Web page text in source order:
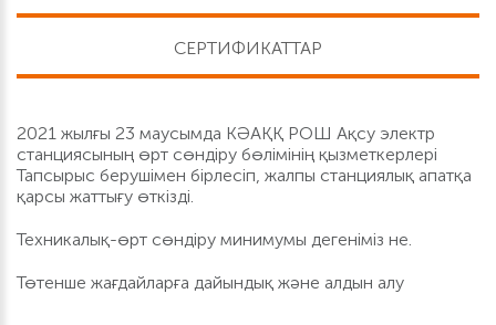
СЕРТИФИКАТТАР
2021 жылғы 23 маусымда КӘАҚҚ РОШ Ақсу электр
станциясының өрт сөндіру бөлімінің қызметкерлері
Тапсырыс берушімен бірлесіп, жалпы станциялық апатқа
қарсы жаттығу өткізді.
Техникалық-өрт сөндіру минимумы дегеніміз не.
Төтенше жағдайларға дайындық және алдын алу